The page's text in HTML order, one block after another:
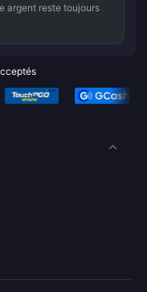
argent reste toujours